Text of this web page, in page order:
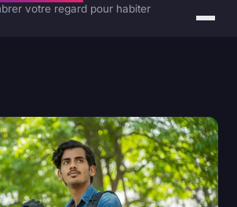
votre regard pour habiter